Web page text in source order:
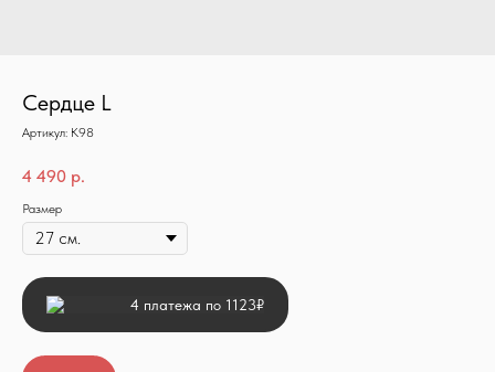
Сердце L
Артикул: К98
4 490 р.
Размер
4 платежа по 1123₽